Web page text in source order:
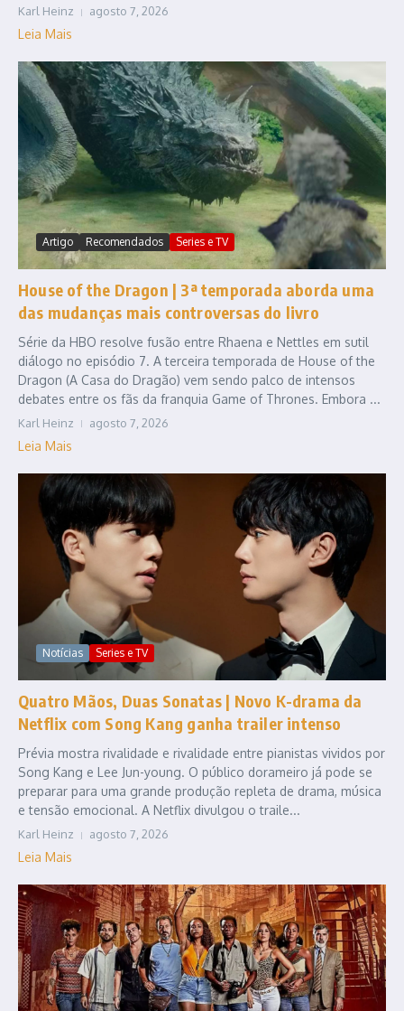
Karl Heinz agosto 7, 2026
Leia Mais
Artigo Recomendados Series e TV
House of the Dragon | 3ª temporada aborda uma
das mudanças mais controversas do livro
Série da HBO resolve fusão entre Rhaena e Nettles em sutil
diálogo no episódio 7. A terceira temporada de House of the
Dragon (A Casa do Dragão) vem sendo palco de intensos
debates entre os fãs da franquia Game of Thrones. Embora ...
Karl Heinz agosto 7, 2026
Leia Mais
Notícias Series e TV
Quatro Mãos, Duas Sonatas | Novo K-drama da
Netflix com Song Kang ganha trailer intenso
Prévia mostra rivalidade e rivalidade entre pianistas vividos por
Song Kang e Lee Jun-young. O público dorameiro já pode se
preparar para uma grande produção repleta de drama, música
e tensão emocional. A Netflix divulgou o traile...
Karl Heinz agosto 7, 2026
Leia Mais